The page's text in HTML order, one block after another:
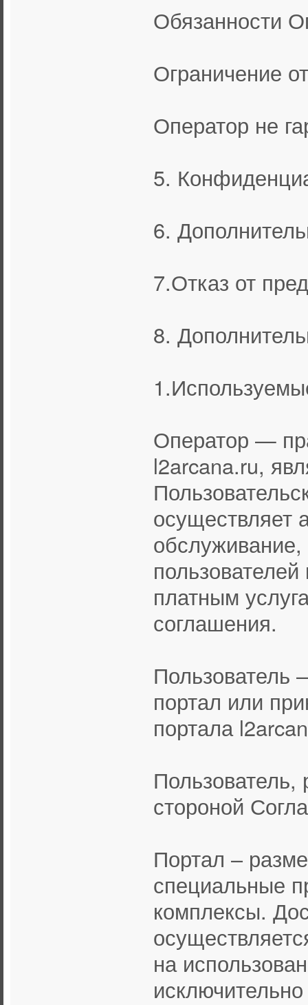
Обязанности
Ограничение
Оператор не
5.
6.
7.Отказ от
8.
Оператор —
l2arcana.ru,
осуществляет
обслуживание,
платным
соглашения.
портал или
портала
Пользователь,
стороной
Портал –
специальные
комплексы.
на